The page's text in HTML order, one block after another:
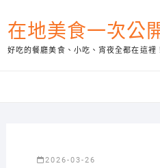
to
content
在地美食一次公
好吃的餐廳美食、小吃、宵夜全都在這裡！
2026-03-26